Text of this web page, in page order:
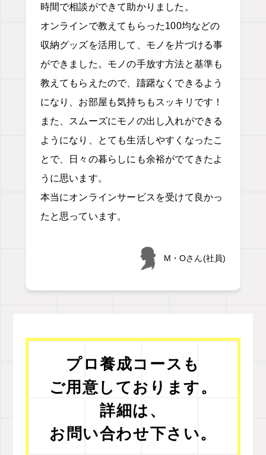
時間で相談ができて助かりました。
オンラインで教えてもらった100均などの
収納グッズを活用して、モノを片づける事
ができました。モノの手放す方法と基準も
教えてもらえたので、躊躇なくできるよう
になり、お部屋も気持ちもスッキリです！
また、スムーズにモノの出し入れができる
ようになり、とても生活しやすくなったこ
とで、日々の暮らしにも余裕がでてきたよ
うに思います。
本当にオンラインサービスを受けて良かっ
たと思っています。
M・Oさん(社員)
プロ養成コースも
ご用意しております。
詳細は、
お問い合わせ下さい。